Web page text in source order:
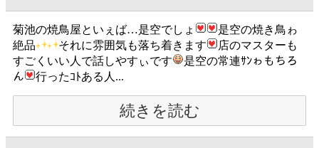
菊池の焼鳥屋といぇば…是空でしょ
是空の焼き鳥ゎ
絶品
それに雰囲気も落ち着きます
店のマスターも
すごくいい人で話しやすぃです
是空の常連ｻﾝゎもちろ
ん
行ったｺﾄある人...
続きを読む